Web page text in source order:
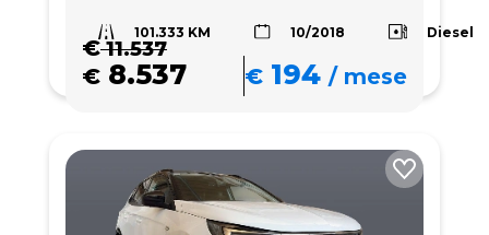
101.333 KM 10/2018 Diesel
€11.537
€ 8.537 € 194 /mese